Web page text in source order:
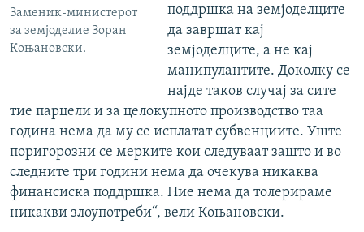
Заменик-министерот
за земјоделие Зоран
Коњановски.
поддршка на земјоделците
да завршат кај
земјоделците, а не кај
манипулантите. Доколку се
најде таков случај за сите
тие парцели и за целокупното производство таа
година нема да му се исплатат субвенциите. Уште
поригорозни се мерките кои следуваат зашто и во
следните три години нема да очекува никаква
финансиска поддршка. Ние нема да толерираме
никакви злоупотреби“, вели Коњановски.